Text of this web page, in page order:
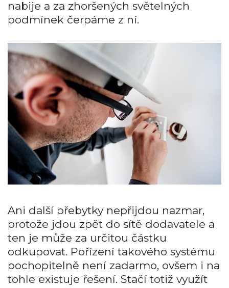
nabije a za zhoršených světelných
podmínek čerpáme z ní.
Ani další přebytky nepřijdou nazmar,
protože jdou zpět do sítě dodavatele a
ten je může za určitou částku
odkupovat. Pořízení takového systému
pochopitelně není zadarmo, ovšem i na
tohle existuje řešení. Stačí totiž využít